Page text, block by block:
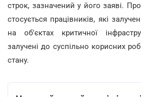
строк, зазначений у його заяві.
стосується працівників, які
на об'єктах критичної
залучені до суспільно корисних
стану.